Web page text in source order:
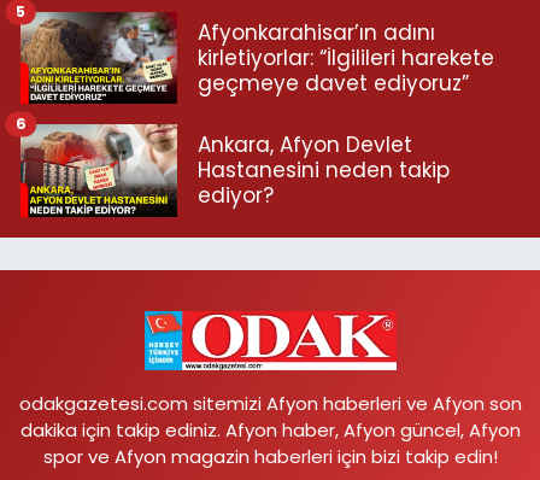
Afyonkarahisar’ın adını
kirletiyorlar: “İlgilileri harekete
geçmeye davet ediyoruz”
5
Ankara, Afyon Devlet
Hastanesini neden takip
ediyor?
6
odakgazetesi.com sitemizi Afyon haberleri ve Afyon son
dakika için takip ediniz. Afyon haber, Afyon güncel, Afyon
spor ve Afyon magazin haberleri için bizi takip edin!